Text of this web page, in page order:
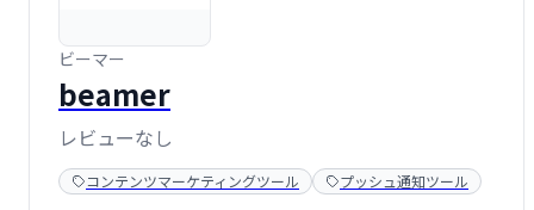
ビーマー
beamer
レビューなし
コンテンツマーケティングツール プッシュ通知ツール